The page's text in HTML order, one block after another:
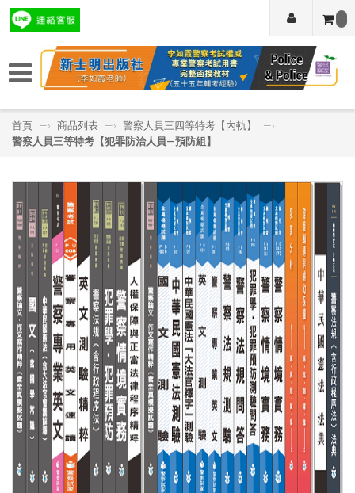
首頁 —› 商品列表 —› 警察人員三四等特考【內軌】
—›
警察人員三等特考【犯罪防治人員—預防組】